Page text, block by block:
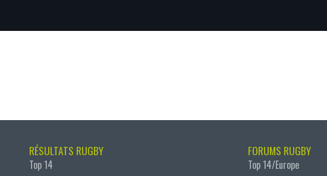
RÉSULTATS RUGBY
Top 14
FORUMS RUGBY
Top 14/Europe